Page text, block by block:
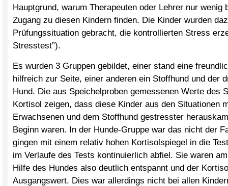
Hauptgrund, warum Therapeuten oder Lehrer nur wenig
Zugang zu diesen Kindern finden. Die Kinder wurden
Prüfungssituation gebracht, die kontrollierten Stress
Stresstest”).
Es wurden 3 Gruppen gebildet, einer stand eine
hilfreich zur Seite, einer anderen ein Stoffhund und der
Hund. Die aus Speichelproben gemessenen Werte des
Kortisol zeigen, dass diese Kinder aus den Situationen
Erwachsenen und dem Stoffhund gestresster
Beginn waren. In der Hunde-Gruppe war das nicht der
gingen mit einem relativ hohen Kortisolspiegel in die
im Verlaufe des Tests kontinuierlich abfiel. Sie waren
Hilfe des Hundes also deutlich entspannt und der
Ausgangswert. Dies war allerdings nicht bei allen